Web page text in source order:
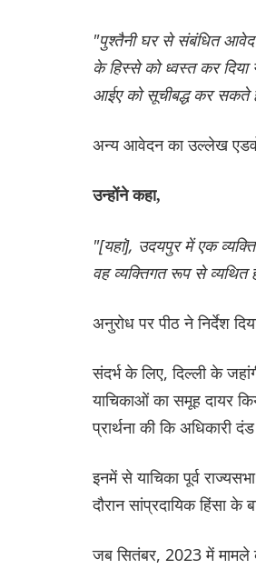
"पुश्तैनी घर से संबंधित
के हिस्से को ध्वस्त कर दिया
आईए को सूचीबद्ध कर सकते
अन्य आवेदन का उल्लेख
उन्होंने कहा,
"[यहां], उदयपुर में एक
वह व्यक्तिगत रूप से व्यथित
अनुरोध पर पीठ ने निर्देश
संदर्भ के लिए, दिल्ली के
याचिकाओं का समूह दायर
प्रार्थना की कि अधिकारी
इनमें से याचिका पूर्व
दौरान सांप्रदायिक हिंसा के
जब सितंबर, 2023 में मामले